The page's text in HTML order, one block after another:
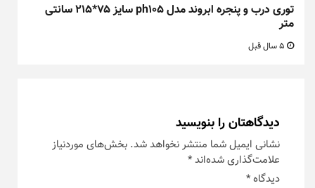
توری درب و پنجره ابروند مدل ph105 سایز ۷۵*۲۱۵ سانتی
متر
دیدگاهتان را بنویسید
نشانی ایمیل شما منتشر نخواهد شد. بخش‌های موردنیاز
علامت‌گذاری شده‌اند*
دیدگاه*